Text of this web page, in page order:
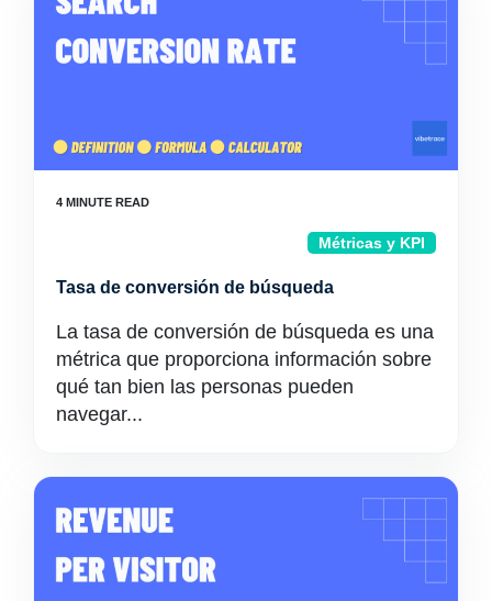
Métricas y KPI
Tasa de conversión de búsqueda
La tasa de conversión de búsqueda es una
métrica que proporciona información sobre
qué tan bien las personas pueden
navegar...